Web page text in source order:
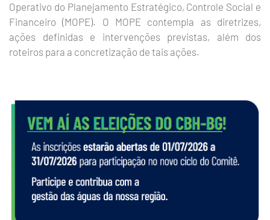
Operativo do Planejamento Estratégico, Controle Social e
Financeiro (MOPE). O MOPE contempla as diretrizes,
ações definidas e intervenções previstas, além dos
roteiros para a concretização de tais ações.